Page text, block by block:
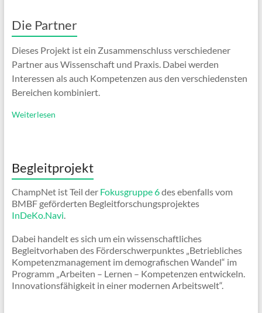
Die Partner
Dieses Projekt ist ein Zusammenschluss verschiedener
Partner aus Wissenschaft und Praxis. Dabei werden
Interessen als auch Kompetenzen aus den verschiedensten
Bereichen kombiniert.
Weiterlesen
Begleitprojekt
ChampNet ist Teil der Fokusgruppe 6des ebenfalls vom
BMBF geförderten Begleitforschungsprojektes
InDeKo.Navi.
Dabei handelt es sich um ein wissenschaftliches
Begleitvorhaben des Förderschwerpunktes „Betriebliches
Kompetenzmanagement im demografischen Wandel“ im
Programm „Arbeiten – Lernen – Kompetenzen entwickeln.
Innovationsfähigkeit in einer modernen Arbeitswelt“.